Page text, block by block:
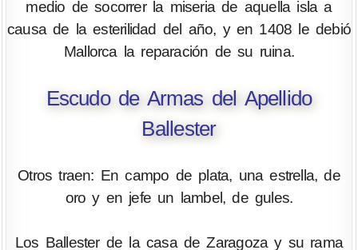
medio de socorrer la miseria de aquella isla a
causa de la esterilidad del año, y en 1408 le debió
Mallorca la reparación de su ruina.
Escudo de Armas del Apellido
Ballester
Otros traen: En campo de plata, una estrella, de
oro y en jefe un lambel, de gules.
Los Ballester de la casa de Zaragoza y su rama